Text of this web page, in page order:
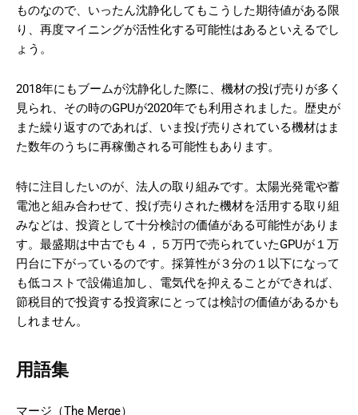
ものなので、いったん沈静化してもこうした期待値がある限
り、再度マイニングが活性化する可能性はあるといえるでし
ょう。
2018年にもブームが沈静化した際に、機材の投げ売りが多く
見られ、その時のGPUが2020年でも利用されました。歴史が
また繰り返すのであれば、いま投げ売りされている機材はま
た数年のうちに再稼働される可能性もあります。
特に注目したいのが、法人の取り組みです。太陽光発電や蓄
電池と組み合わせて、投げ売りされた機材を活用する取り組
みなどは、投資として十分検討の価値がある可能性がありま
す。最盛期は中古でも４，５万円で売られていたGPUが１万
円台に下がっているのです。採算性が３分の１以下になって
も低コストで設備追加し、電気代を抑えることができれば、
節税目的で投資する投資家にとっては検討の価値があるかも
しれません。
用語集
マージ（The Merge）